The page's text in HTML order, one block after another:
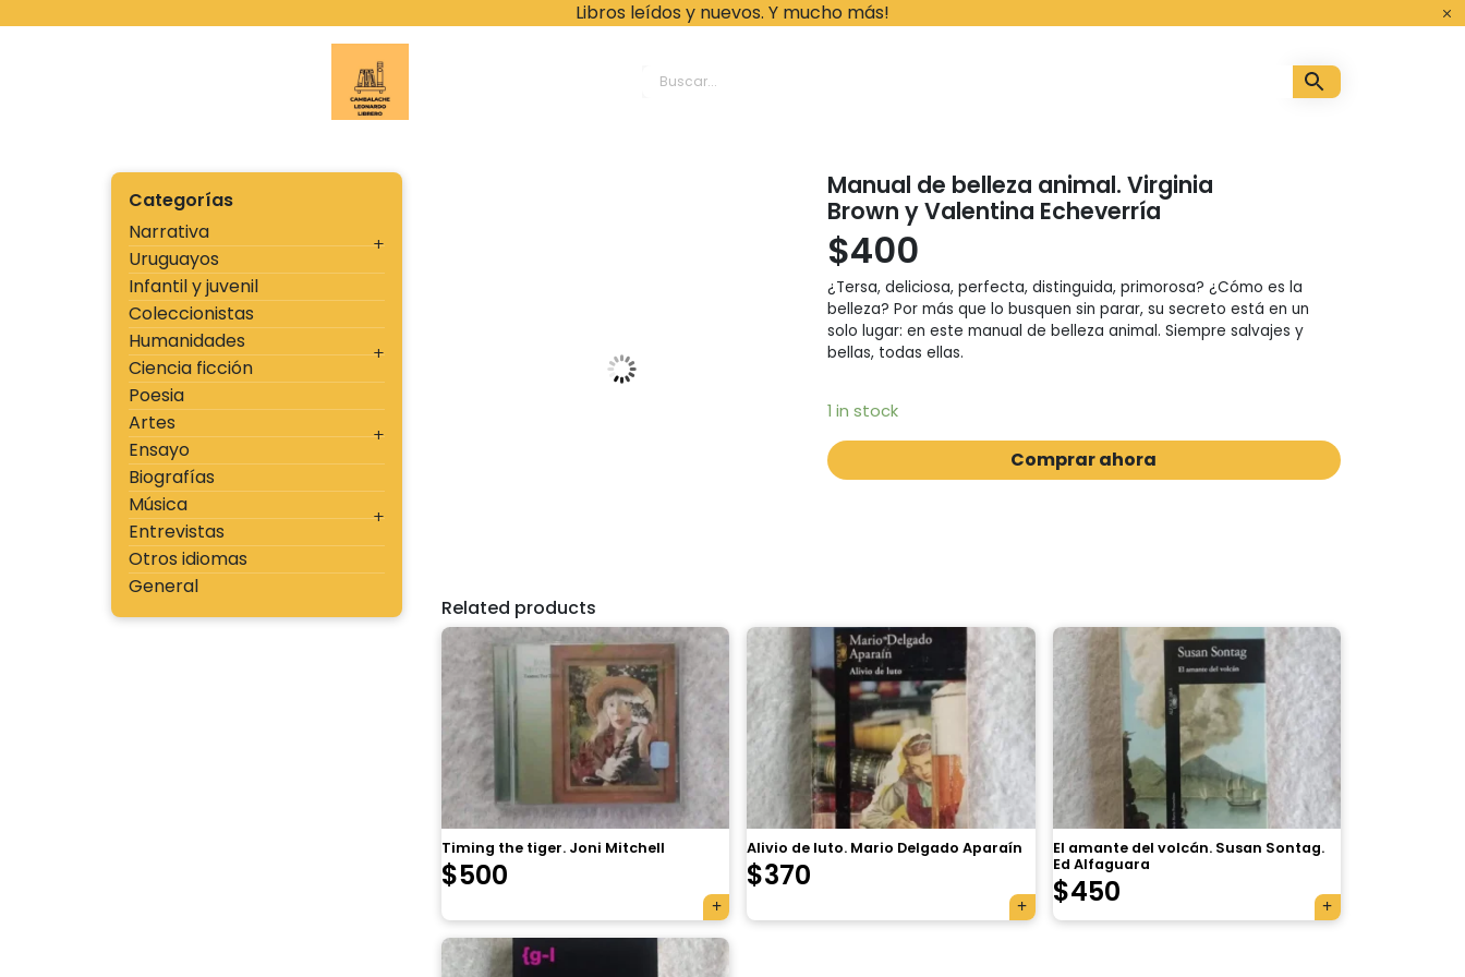
Libros leídos y nuevos. Y mucho más!
Categorías
Narrativa
Uruguayos
Infantil y juvenil
Coleccionistas
Humanidades
Ciencia ficción
Poesia
Artes
Ensayo
Biografías
Música
Entrevistas
Otros idiomas
General
Manual de belleza animal. Virginia
Brown y Valentina Echeverría
$400
¿Tersa, deliciosa, perfecta, distinguida, primorosa? ¿Cómo es la
belleza? Por más que lo busquen sin parar, su secreto está en un
solo lugar: en este manual de belleza animal. Siempre salvajes y
bellas, todas ellas.
1 in stock
Comprar ahora
Related products
Timing the tiger. Joni Mitchell
$500
Alivio de luto. Mario Delgado Aparaín
$370
El amante del volcán. Susan Sontag.
Ed Alfaguara
$450